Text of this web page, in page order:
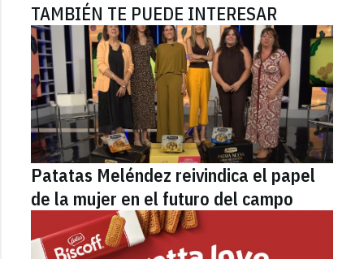
TAMBIÉN TE PUEDE INTERESAR
Patatas Meléndez reivindica el papel
de la mujer en el futuro del campo